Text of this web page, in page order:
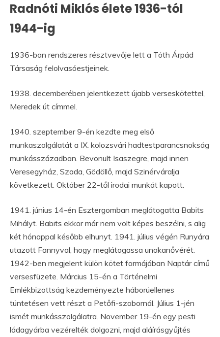
Radnóti Miklós élete 1936-tól
1944-ig
1936-ban rendszeres résztvevője lett a Tóth Árpád
Társaság felolvasóestjeinek.
1938. decemberében jelentkezett újabb verseskötettel,
Meredek út címmel.
1940. szeptember 9-én kezdte meg első
munkaszolgálatát a IX. kolozsvári hadtestparancsnokság
munkásszázadban. Bevonult Isaszegre, majd innen
Veresegyház, Szada, Gödöllő, majd Szinérváralja
következett. Október 22-től irodai munkát kapott.
1941. június 14-én Esztergomban meglátogatta Babits
Mihályt. Babits ekkor már nem volt képes beszélni, s alig
két hónappal később elhunyt. 1941. július végén Runyára
utazott Fannyval, hogy meglátogassa unokanővérét.
1942-ben megjelent külön kötet formájában Naptár című
versesfüzete. Március 15-én a Történelmi
Emlékbizottság kezdeményezte háborúellenes
tüntetésen vett részt a Petőfi-szobornál. Július 1-jén
ismét munkásszolgálatra. November 19-én egy pesti
ládagyárba vezérelték dolgozni, majd aláírásgyűjtés